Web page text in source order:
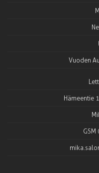
Vuoden
Hämeentie